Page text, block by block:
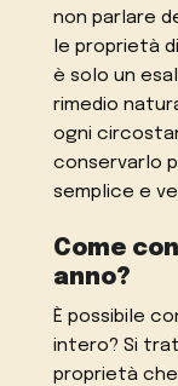
non parlare
le proprietà
è solo un
rimedio
ogni
conservarlo
semplice e
Come
anno?
È possibile
intero? Si
proprietà